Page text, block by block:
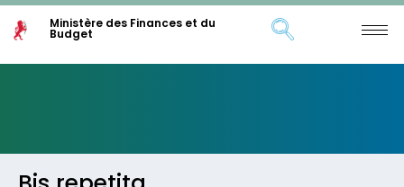
Ministère des Finances et du
Budget